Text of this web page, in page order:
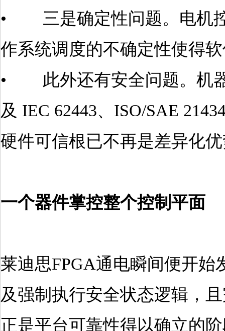
• 三是确定性问题‌。电机控
作系统调度的不确定性使得
• 此外还有安全问题。机器
及 IEC 62443、ISO/SAE
硬件可信根已不再是差异化
一个器件掌控整个控制平面
莱迪思FPGA通电瞬间便开
及强制执行安全状态逻辑，
正是平台可靠性得以确立的